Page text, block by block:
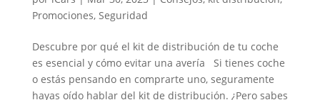
Promociones, Seguridad
Descubre por qué el kit de distribución de tu coche
es esencial y cómo evitar una avería Si tienes coche
o estás pensando en comprarte uno, seguramente
hayas oído hablar del kit de distribución. ¿Pero sabes